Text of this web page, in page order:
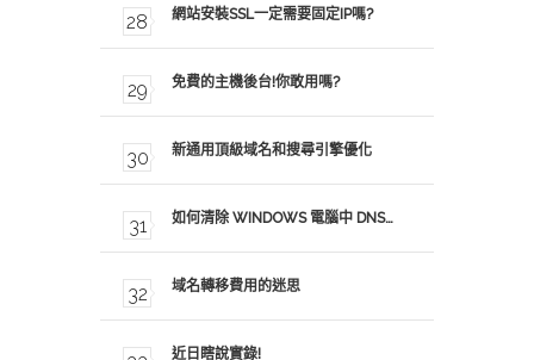
網站安裝SSL一定需要固定IP嗎?
免費的主機後台!你敢用嗎?
新通用頂級域名和搜尋引擎優化
如何清除 WINDOWS 電腦中 DNS…
域名轉移費用的迷思
近日瞎說實錄!